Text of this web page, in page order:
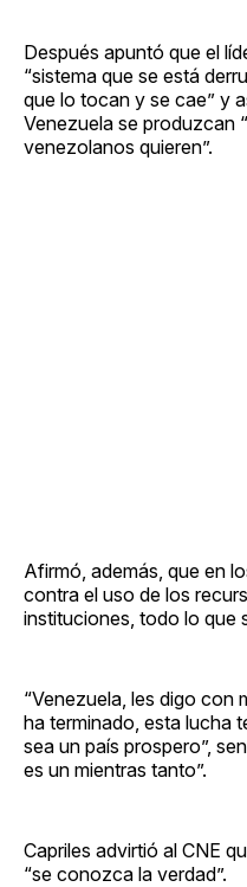
Después apuntó que el
“sistema que se está
que lo tocan y se cae” y
Venezuela se produzcan
venezolanos quieren”.
Afirmó, además, que en
contra el uso de los
instituciones, todo lo que
“Venezuela, les digo con
ha terminado, esta lucha
sea un país prospero”,
es un mientras tanto”.
Capriles advirtió al CNE
“se conozca la verdad”.